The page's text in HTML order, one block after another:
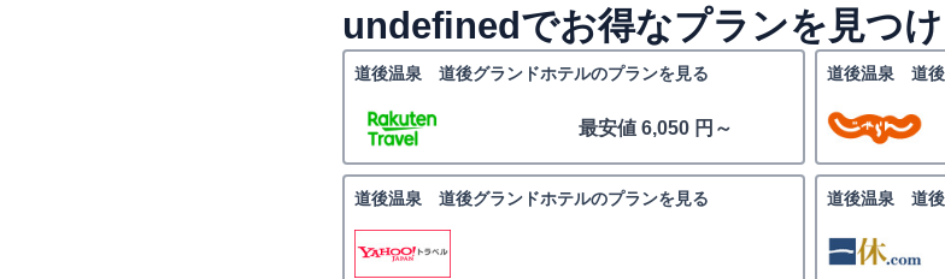
undefinedでお得なプランを見つ
道後温泉 道後グランドホテルのプランを見る
最安値 6,050 円～
道後温泉 道後
道後温泉 道後グランドホテルのプランを見る 道後温泉 道後